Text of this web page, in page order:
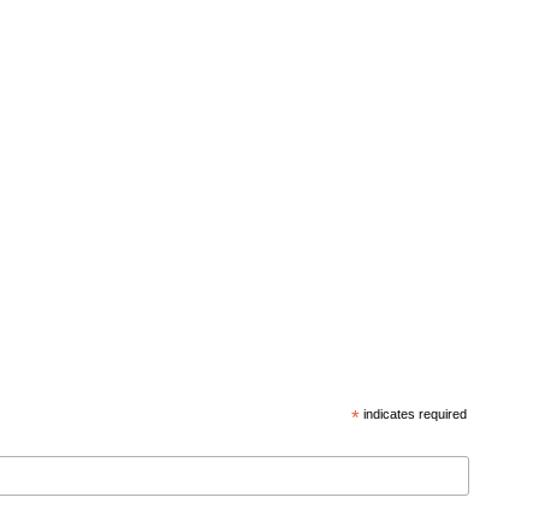
* indicates required